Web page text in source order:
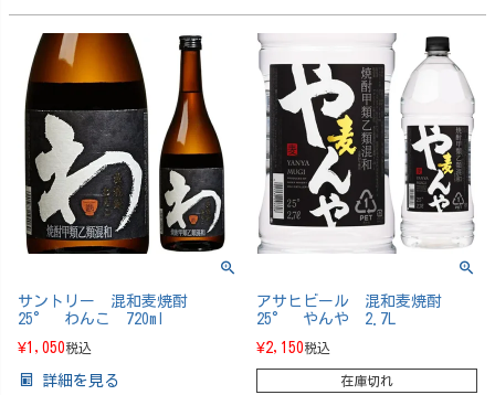
サントリー 混和麦焼酎
25° わんこ 720ml
¥1,050税込
詳細を見る
アサヒビール 混和麦焼酎
25° やんや 2.7L
¥2,150税込
在庫切れ